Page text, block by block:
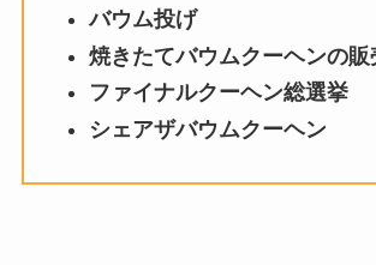
バウム投げ
焼きたてバウムクーヘンの販
ファイナルクーヘン総選挙
シェアザバウムクーヘン